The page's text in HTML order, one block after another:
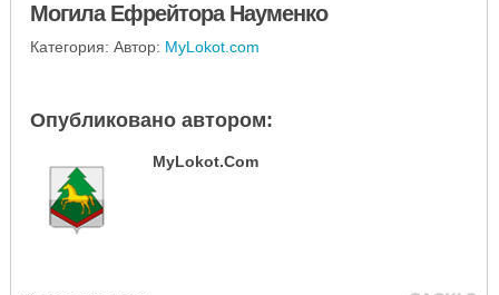
Могила Ефрейтора Науменко
Категория: Автор: MyLokot.com
Опубликовано автором:
MyLokot.com